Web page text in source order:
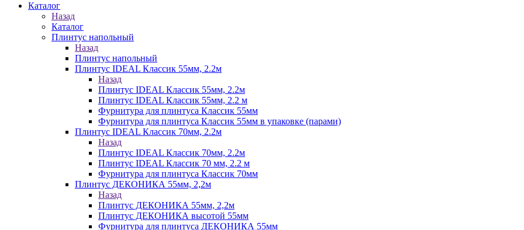
Каталог
Назад
Каталог
Плинтус напольный
Назад
Плинтус напольный
Плинтус IDEAL Классик 55мм, 2.2м
Назад
Плинтус IDEAL Классик 55мм, 2.2м
Плинтус IDEAL Классик 55мм, 2.2 м
Фурнитура для плинтуса Классик 55мм
Фурнитура для плинтуса Классик 55мм в упаковке (парами)
Плинтус IDEAL Классик 70мм, 2.2м
Назад
Плинтус IDEAL Классик 70мм, 2.2м
Плинтус IDEAL Классик 70 мм, 2.2 м
Фурнитура для плинтуса Классик 70мм
Плинтус ДЕКОНИКА 55мм, 2,2м
Назад
Плинтус ДЕКОНИКА 55мм, 2,2м
Плинтус ДЕКОНИКА высотой 55мм
Фурнитура для плинтуса ДЕКОНИКА 55мм